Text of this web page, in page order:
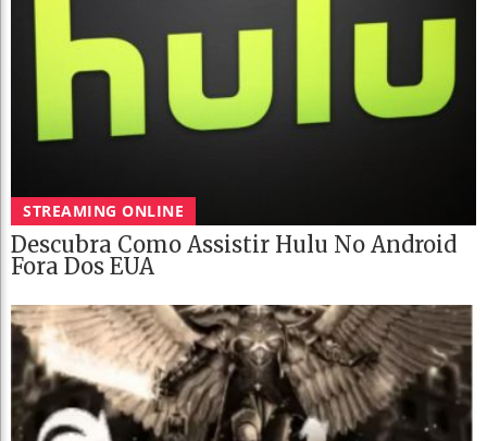
STREAMING ONLINE
Descubra Como Assistir Hulu No Android
Fora Dos EUA